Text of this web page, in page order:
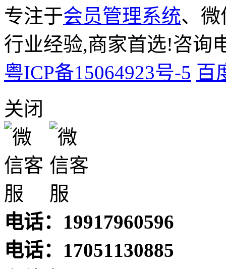
专注于会员管理系统、
行业经验,商家首选!咨询
粤ICP备15064923号-5 百
关闭
电话：19917960596
电话：17051130885